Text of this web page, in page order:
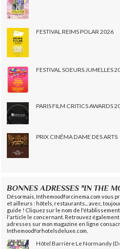
FESTIVAL REIMS POLAR 2026
FESTIVAL SOEURS JUMELLES
PARIS FILM CRITICS AWARDS
PRIX CINÉMA DAME DES ARTS
BONNES ADRESSES "IN THE
Désormais, Inthemoodforcinema.com vous
et ailleurs : hôtels, restaurants... avec,
guide ! Cliquez sur le nom de
l'article le concernant. Retrouvez
adresses sur mon magazine en ligne
Inthemoodforhotelsdeluxe.com.
Hôtel Barrière Le Normandy